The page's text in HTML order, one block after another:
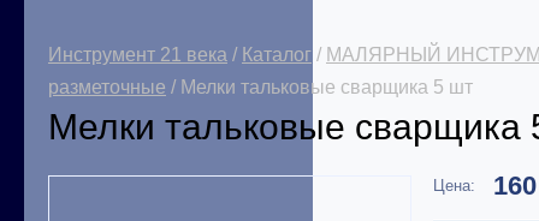
Инструмент 21 века / Каталог / МАЛЯРНЫЙ
разметочные / Мелки тальковые сварщика 5 шт
Мелки тальковые сварщика
Цена: